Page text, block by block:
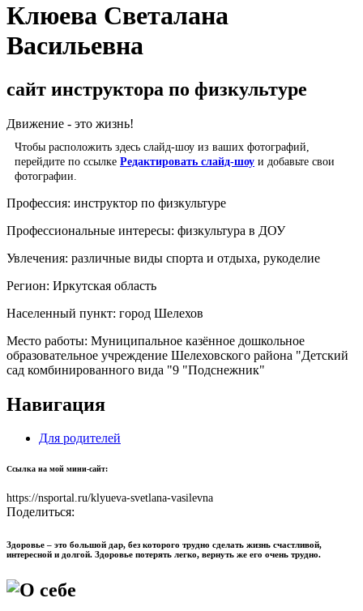
Клюева Светалана
Васильевна
сайт инструктора по физкультуре
Движение - это жизнь!
Чтобы расположить здесь слайд-шоу из ваших фотографий,
перейдите по ссылке Редактировать слайд-шоу и добавьте свои
фотографии.
Профессия: инструктор по физкультуре
Профессиональные интересы: физкультура в ДОУ
Увлечения: различные виды спорта и отдыха, рукоделие
Регион: Иркутская область
Населенный пункт: город Шелехов
Место работы: Муниципальное казённое дошкольное
образовательное учреждение Шелеховского района "Детский
сад комбинированного вида "9 "Подснежник"
Навигация
Для родителей
Ссылка на мой мини-сайт:
https://nsportal.ru/klyueva-svetlana-vasilevna
Поделиться:
Здоровье – это большой дар, без которого трудно сделать жизнь счастливой,
интересной и долгой. Здоровье потерять легко, вернуть же его очень трудно.
О себе